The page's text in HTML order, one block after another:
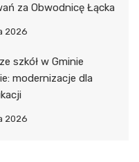
za Obwodnicę Łącka
2026
szkół w Gminie
modernizacje dla
2026